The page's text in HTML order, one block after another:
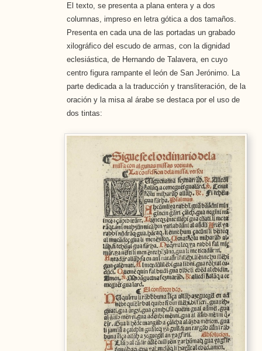
El texto, se presenta a plana entera y a dos
columnas, impreso en letra gótica a dos tamaños.
Presenta en cada una de las portadas un grabado
xilográfico del escudo de armas, con la dignidad
eclesiástica, de Hernando de Talavera, en cuyo
centro figura rampante el león de San Jerónimo. La
parte dedicada a la traducción y transliteración, de la
oración y la misa al árabe se destaca por el uso de
dos tintas: